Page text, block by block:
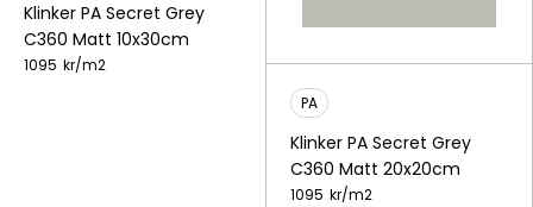
Klinker PA Secret Grey
C360 Matt 10x30cm
1095 kr/m2
PA
Klinker PA Secret Grey
C360 Matt 20x20cm
1095 kr/m2